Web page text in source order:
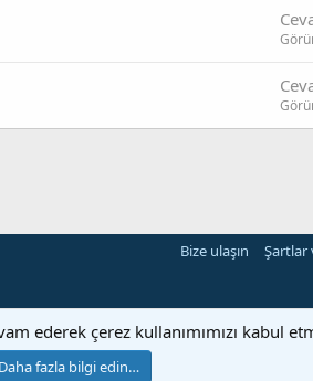
Bize ulaşın Şartlar
ederek çerez kullanımımızı kabul
Daha fazla bilgi edin…